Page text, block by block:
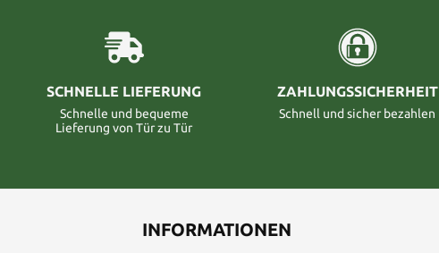
SCHNELLE LIEFERUNG
Schnelle und bequeme
Lieferung von Tür zu Tür
ZAHLUNGSSICHERHEIT
Schnell und sicher bezahlen
INFORMATIONEN